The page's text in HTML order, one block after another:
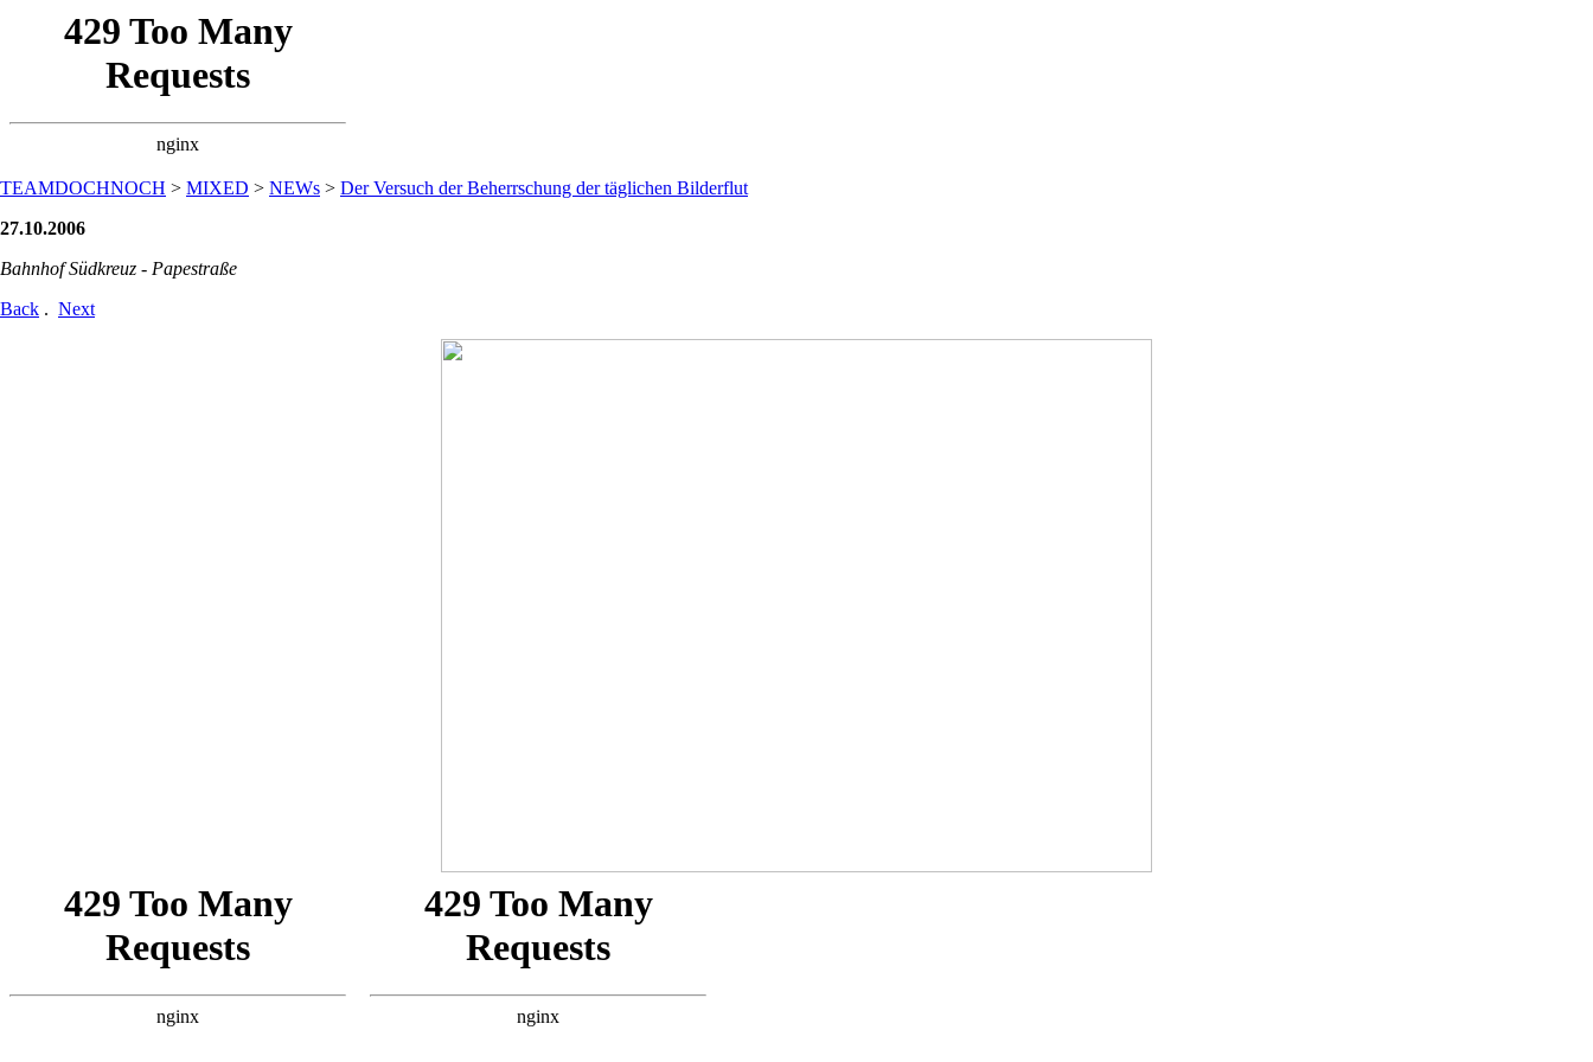
TEAMDOCHNOCH > MIXED > NEWs > Der Versuch der Beherrschung der täglichen Bilderflut
27.10.2006
Bahnhof Südkreuz - Papestraße
Back . Next